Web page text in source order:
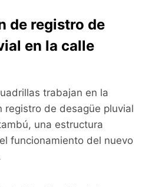
de registro de
en la calle
trabajan en la
registro de desagüe pluvial
una estructura
funcionamiento del nuevo